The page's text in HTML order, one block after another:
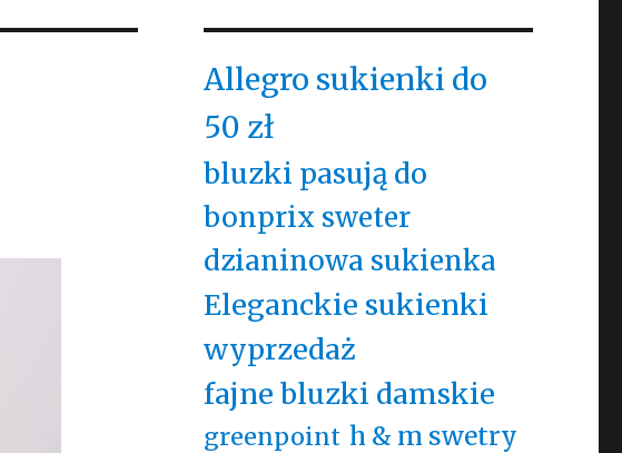
Allegro sukienki do
50 zł
bluzki pasują do
bonprix sweter
dzianinowa sukienka
Eleganckie sukienki
wyprzedaż
fajne bluzki damskie
greenpoint h & m swetry